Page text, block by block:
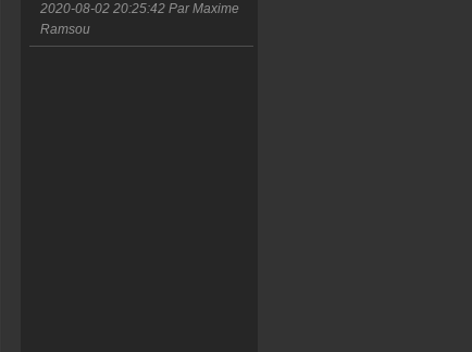
2020-08-02 20:25:42 Par Maxime
Ramsou